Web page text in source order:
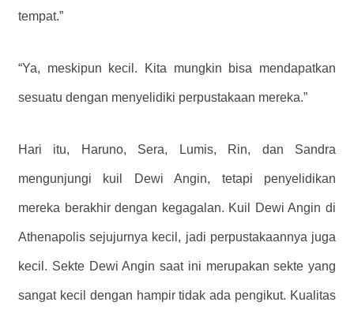
tempat.”
“Ya, meskipun kecil. Kita mungkin bisa mendapatkan
sesuatu dengan menyelidiki perpustakaan mereka.”
Hari itu, Haruno, Sera, Lumis, Rin, dan Sandra
mengunjungi kuil Dewi Angin, tetapi penyelidikan
mereka berakhir dengan kegagalan. Kuil Dewi Angin di
Athenapolis sejujurnya kecil, jadi perpustakaannya juga
kecil. Sekte Dewi Angin saat ini merupakan sekte yang
sangat kecil dengan hampir tidak ada pengikut. Kualitas